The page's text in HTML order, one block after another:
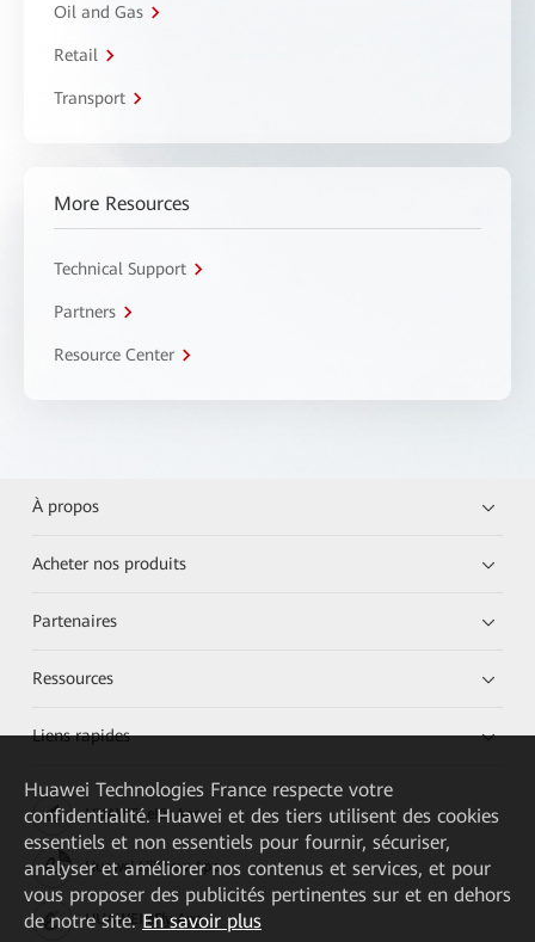
Oil and Gas
Retail
Transport
More Resources
Technical Support
Partners
Resource Center
À propos
Acheter nos produits
Partenaires
Ressources
Liens rapides
HUAWEI eKit App
Huawei HiKnow App
HUAWEI eFly App
Huawei Technologies France respecte votre
confidentialité. Huawei et des tiers utilisent des cookies
essentiels et non essentiels pour fournir, sécuriser,
analyser et améliorer nos contenus et services, et pour
vous proposer des publicités pertinentes sur et en dehors
de notre site. En savoir plus